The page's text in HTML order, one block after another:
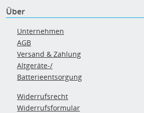
Über
Unternehmen
AGB
Versand & Zahlung
Altgeräte-/
Batterieentsorgung
Widerrufsrecht
Widerrufsformular